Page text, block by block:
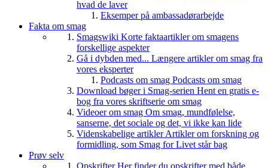
hvad de laver
Eksemper på ambassadørarbejde
Fakta om smag
Smagswiki Korte faktaartikler om smagens
forskellige aspekter
Gå i dybden med... Længere artikler om smag fra
vores eksperter
Podcasts om smag Podcasts om smag
Download bøger i Smag-serien Hent en gratis e-
bog fra vores skriftserie om smag
Videoer om smag Om smag, mundfølelse,
sanserne, det sociale og det, vi ikke kan lide
Videnskabelige artiklerArtikler om forskning og
formidling, som Smag for Livet står bag
Prøv selv
OpskrifterHer finder du opskrifter med både